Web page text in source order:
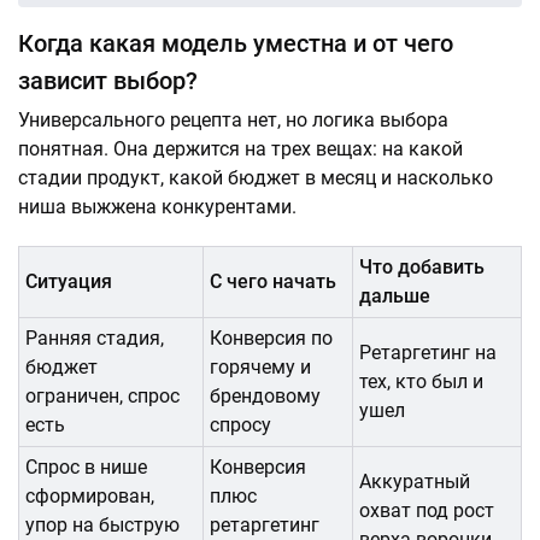
Когда какая модель уместна и от чего
зависит выбор?
Универсального рецепта нет, но логика выбора
понятная. Она держится на трех вещах: на какой
стадии продукт, какой бюджет в месяц и насколько
ниша выжжена конкурентами.
Ситуация С чего начать
Что добавить
дальше
Ранняя стадия,
бюджет
ограничен, спрос
есть
Конверсия по
горячему и
брендовому
спросу
Ретаргетинг на
тех, кто был и
ушел
Спрос в нише
сформирован,
упор на быструю
Конверсия
плюс
ретаргетинг
Аккуратный
охват под рост